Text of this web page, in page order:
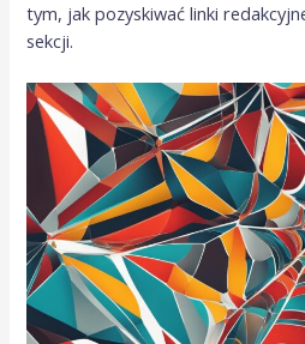
tym, jak pozyskiwać linki
sekcji.